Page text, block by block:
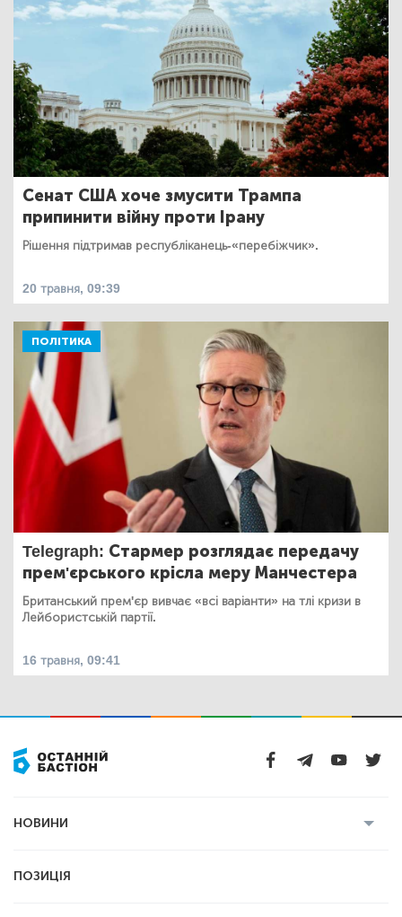
Сенат США хоче змусити Трампа
припинити війну проти Ірану
Рішення підтримав республіканець-«перебіжчик».
20 травня, 09:39
ПОЛІТИКА
Telegraph: Стармер розглядає передачу
прем'єрського крісла меру Манчестера
Британський прем'єр вивчає «всі варіанти» на тлі кризи в
Лейбористській партії.
16 травня, 09:41
НОВИНИ
ПОЗИЦІЯ